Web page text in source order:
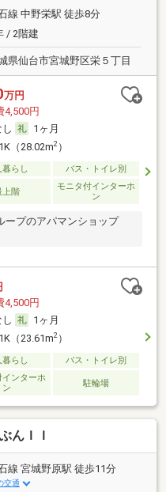
線 中野栄駅 徒歩8分
/ 2階建
県仙台市宮城野区栄５丁目
万円
4,500円
し
1ヶ月
（28.02m2）
暮らし バス・トイレ別
上階
モニタ付インターホ
ン
ープのアパマンショップ
4,500円
し
1ヶ月
（23.61m2）
暮らし バス・トイレ別
インターホ
ン
駐輪場
んＩＩ
線 宮城野原駅 徒歩11分
交通